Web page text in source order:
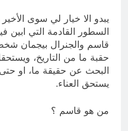
يبدو الا خيار لي سوى
السطور القادمة التي ابين
قاسم والجنرال بيجمان
حقبة ما من التاريخ،
البحث عن حقيقة ما، او
يستحق العناء.
من هو قاسم ؟